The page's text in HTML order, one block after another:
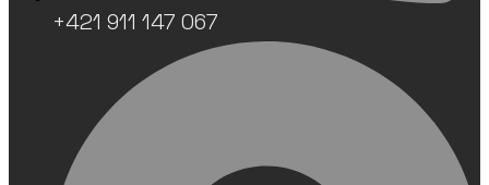
+421 911 147 067